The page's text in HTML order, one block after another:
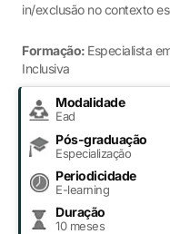
in/exclusão no contexto
Formação: Especialista
Inclusiva
Modalidade
Ead
Pós-graduação
Especialização
Periodicidade
E-learning
Duração
10 meses